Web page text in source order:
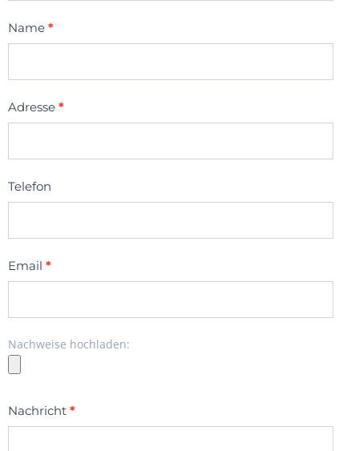
Name *
Adresse *
Telefon
Email *
Nachweise hochladen:
Nachricht *